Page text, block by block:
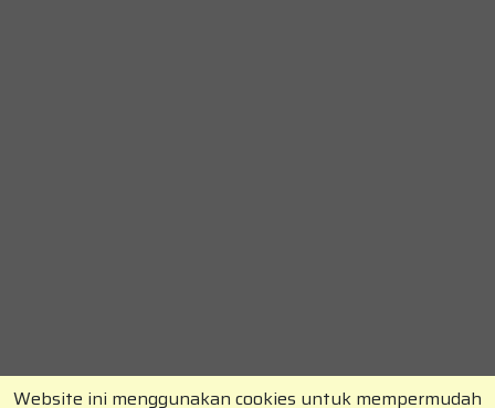
Website ini menggunakan cookies untuk mempermudah